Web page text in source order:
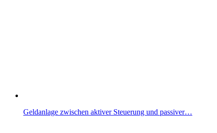
Geldanlage zwischen aktiver Steuerung und passiver…